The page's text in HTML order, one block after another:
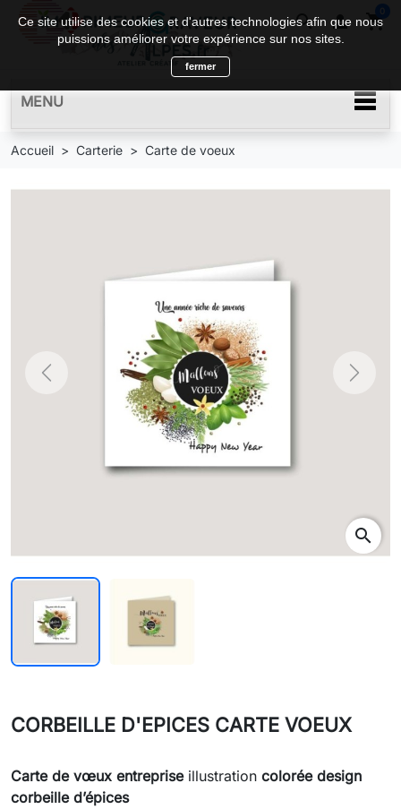
search  shopping_cart
0
MENU
Accueil Carterie Carte de voeux
Previous Next
search
CORBEILLE D'EPICES CARTE VOEUX
Carte de vœux entrepriseillustration colorée design
corbeille d’épices
Ce site utilise des cookies et d'autres technologies afin que nous
puissions améliorer votre expérience sur nos sites.
fermer